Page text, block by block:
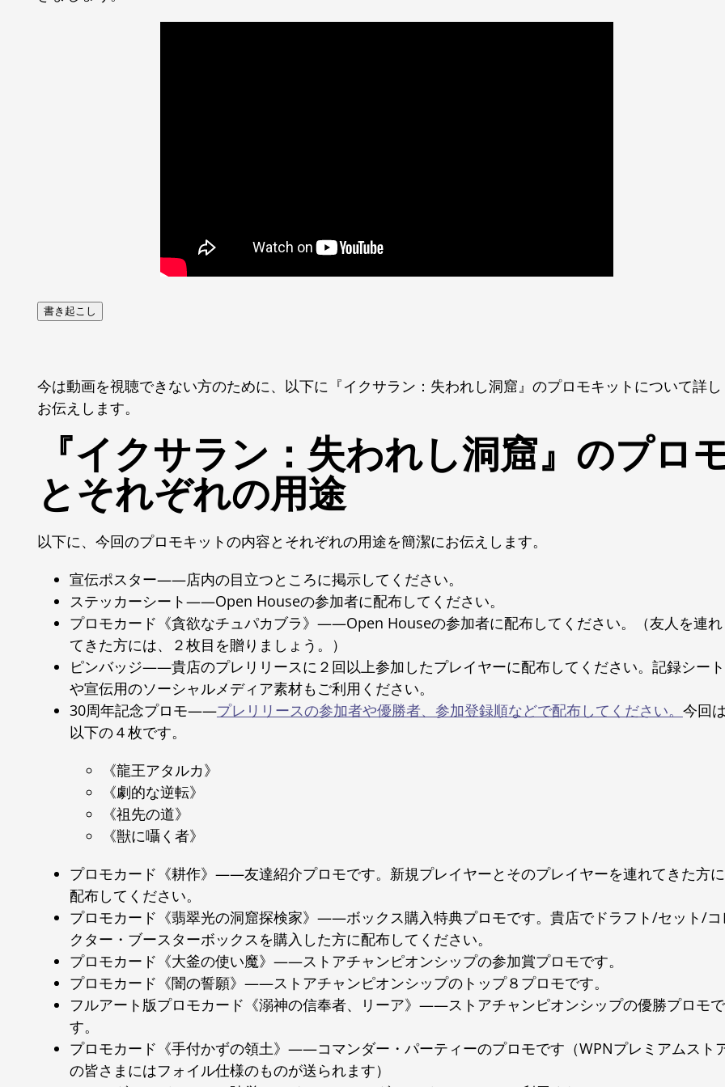
書き起こし
今は動画を視聴できない方のために、以下に『イクサラン：失われし洞窟』のプロモキットについて詳
お伝えします。
『イクサラン：失われし洞窟』のプロ
とそれぞれの用途
以下に、今回のプロモキットの内容とそれぞれの用途を簡潔にお伝えします。
宣伝ポスター――店内の目立つところに掲示してください。
ステッカーシート――Open Houseの参加者に配布してください。
プロモカード《貪欲なチュパカブラ》――Open Houseの参加者に配布してください。（友人を連れ
てきた方には、２枚目を贈りましょう。）
ピンバッジ――貴店のプレリリースに２回以上参加したプレイヤーに配布してください。記録シート
や宣伝用のソーシャルメディア素材もご利用ください。
30周年記念プロモ――プレリリースの参加者や優勝者、参加登録順などで配布してください。 今回
以下の４枚です。
《龍王アタルカ》
《劇的な逆転》
《祖先の道》
《獣に囁く者》
プロモカード《耕作》――友達紹介プロモです。新規プレイヤーとそのプレイヤーを連れてきた方に
配布してください。
プロモカード《翡翠光の洞窟探検家》――ボックス購入特典プロモです。貴店でドラフト/セット/コ
クター・ブースターボックスを購入した方に配布してください。
プロモカード《大釜の使い魔》――ストアチャンピオンシップの参加賞プロモです。
プロモカード《闇の誓願》――ストアチャンピオンシップのトップ８プロモです。
フルアート版プロモカード《溺神の信奉者、リーア》――ストアチャンピオンシップの優勝プロモで
す。
プロモカード《手付かずの領土》――コマンダー・パーティーのプロモです（WPNプレミアムスト
の皆さまにはフォイル仕様のものが送られます）